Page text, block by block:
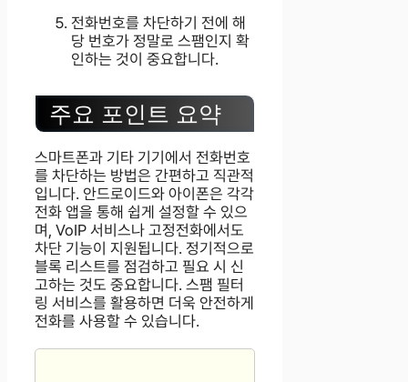
전화번호를 차단하기 전에 해
당 번호가 정말로 스팸인지 확
인하는 것이 중요합니다.
주요 포인트 요약
스마트폰과 기타 기기에서 전화번호
를 차단하는 방법은 간편하고 직관적
입니다. 안드로이드와 아이폰은 각각
전화 앱을 통해 쉽게 설정할 수 있으
며, VoIP 서비스나 고정전화에서도
차단 기능이 지원됩니다. 정기적으로
블록 리스트를 점검하고 필요 시 신
고하는 것도 중요합니다. 스팸 필터
링 서비스를 활용하면 더욱 안전하게
전화를 사용할 수 있습니다.